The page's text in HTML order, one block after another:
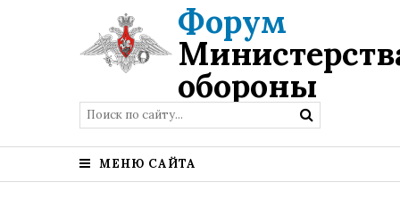
Форум
обороны
МЕНЮ САЙТА